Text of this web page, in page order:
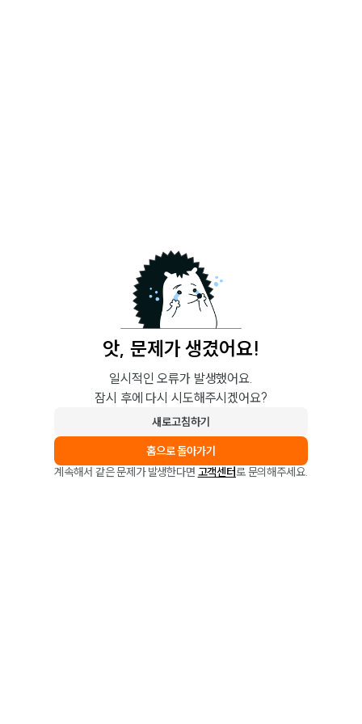
앗, 문제가 생겼어요!
일시적인 오류가 발생했어요.
잠시 후에 다시 시도해주시겠어요?
새로고침하기
홈으로 돌아가기
계속해서 같은 문제가 발생한다면 고객센터로 문의해주세요.